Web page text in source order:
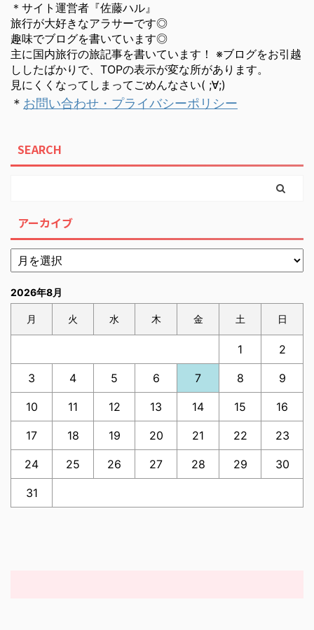
＊サイト運営者『佐藤ハル』
旅行が大好きなアラサーです◎
趣味でブログを書いています◎
主に国内旅行の旅記事を書いています！ ※ブログをお引越
ししたばかりで、TOPの表示が変な所があります。
見にくくなってしまってごめんなさい( ;∀;)
＊ お問い合わせ・プライバシーポリシー
SEARCH
アーカイブ
2026年8月
月 火 水 木 金 土 日
1 2
3 4 5 6 7 8 9
10 11 12 13 14 15 16
17 18 19 20 21 22 23
24 25 26 27 28 29 30
31